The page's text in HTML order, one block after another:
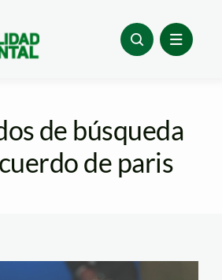
de búsqueda
de paris